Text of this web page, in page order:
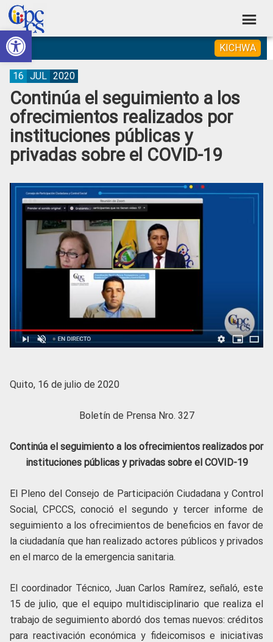
Abrir barra de herramientas
Skip
to
primary
navigation
Skip
to
main
content
Skip
to
primary
sidebar
Skip
to
footer
Consejo
de
Participación
Ciudadana
Control
Social
Construyendo
Poder
Ciudadano
KICHWA
Continúa el seguimiento a los
ofrecimientos realizados por
instituciones públicas y
privadas sobre el COVID-19
16 JUL 2020
Quito, 16 de julio de 2020
Boletín de Prensa Nro. 327
Continúa el seguimiento a los ofrecimientos realizados por
instituciones públicas y privadas sobre el COVID-19
El Pleno del Consejo de Participación Ciudadana y Control
Social, CPCCS, conoció el segundo y tercer informe de
seguimiento a los ofrecimientos de beneficios en favor de
la ciudadanía que han realizado actores públicos y privados
en el marco de la emergencia sanitaria.
El coordinador Técnico, Juan Carlos Ramírez, señaló, este
15 de julio, que el equipo multidisciplinario que realiza el
trabajo de seguimiento abordó dos temas nuevos: créditos
para reactivación económica y fideicomisos e iniciativas